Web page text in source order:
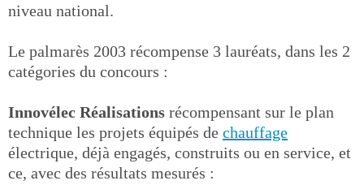
niveau national.
Le palmarès 2003 récompense 3 lauréats, dans les 2
catégories du concours :
Innovélec Réalisations récompensant sur le plan
technique les projets équipés de chauffage
électrique, déjà engagés, construits ou en service, et
ce, avec des résultats mesurés :